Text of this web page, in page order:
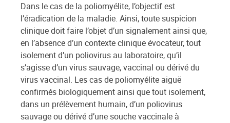
Dans le cas de la poliomyélite, l’objectif est
l’éradication de la maladie. Ainsi, toute suspicion
clinique doit faire l’objet d’un signalement ainsi que,
en l’absence d’un contexte clinique évocateur, tout
isolement d’un poliovirus au laboratoire, qu’il
s’agisse d’un virus sauvage, vaccinal ou dérivé du
virus vaccinal. Les cas de poliomyélite aiguë
confirmés biologiquement ainsi que tout isolement,
dans un prélèvement humain, d’un poliovirus
sauvage ou dérivé d’une souche vaccinale à